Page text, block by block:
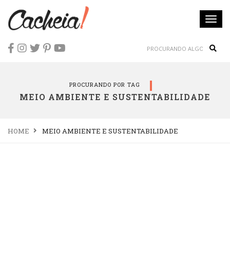
PROCURANDO POR TAG
MEIO AMBIENTE E SUSTENTABILIDADE
HOME MEIO AMBIENTE E SUSTENTABILIDADE